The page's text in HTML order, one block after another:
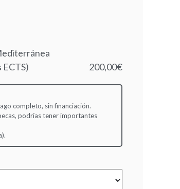
200,00€
completo, sin financiación.
podrías tener importantes